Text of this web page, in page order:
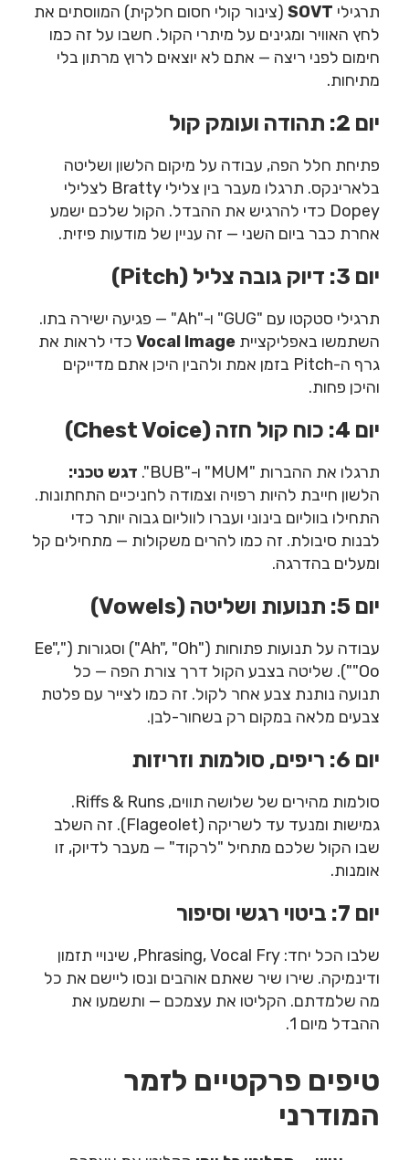
תרגילי SOVT (צינור קולי חסום חלקית) המווסתים את
לחץ האוויר ומגינים על מיתרי הקול. חשבו על זה כמו
חימום לפני ריצה — אתם לא יוצאים לרוץ מרתון בלי
מתיחות.
יום 2: תהודה ועומק קול
פתיחת חלל הפה, עבודה על מיקום הלשון ושליטה
בלארינקס. תרגלו מעבר בין צלילי Bratty לצלילי
Dopey כדי להרגיש את ההבדל. הקול שלכם ישמע
אחרת כבר ביום השני — זה עניין של מודעות פיזית.
יום 3: דיוק גובה צליל (Pitch)
תרגילי סטקטו עם "GUG" ו-"Ah" — פגיעה ישירה בתו.
השתמשו באפליקצייתVocal Image כדי לראות את
גרף ה-Pitch בזמן אמת ולהבין היכן אתם מדייקים
והיכן פחות.
יום 4: כוח קול חזה (Chest Voice)
תרגלו את ההברות "MUM" ו-"BUB".
דגש טכני:
הלשון חייבת להיות רפויה וצמודה לחניכיים התחתונות.
התחילו בווליום בינוני ועברו לווליום גבוה יותר כדי
לבנות סיבולת. זה כמו להרים משקולות — מתחילים קל
ומעלים בהדרגה.
יום 5: תנועות ושליטה (Vowels)
עבודה על תנועות פתוחות ("Ah", "Oh") וסגורות ("Ee",
"Oo"). שליטה בצבע הקול דרך צורת הפה — כל
תנועה נותנת צבע אחר לקול. זה כמו לצייר עם פלטת
צבעים מלאה במקום רק בשחור-לבן.
יום 6: ריפים, סולמות וזריזות
סולמות מהירים של שלושה תווים, Riffs & Runs.
גמישות ומנעד עד לשריקה (Flageolet). זה השלב
שבו הקול שלכם מתחיל "לרקוד" — מעבר לדיוק, זו
אומנות.
יום 7: ביטוי רגשי וסיפור
שלבו הכל יחד: Phrasing, Vocal Fry, שינויי תזמון
ודינמיקה. שירו שיר שאתם אוהבים ונסו ליישם את כל
מה שלמדתם. הקליטו את עצמכם — ותשמעו את
ההבדל מיום 1.
טיפים פרקטיים לזמר
המודרני